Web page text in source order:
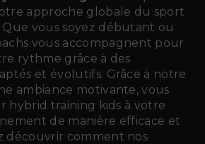
approche globale du sport
vous soyez débutant ou
vous accompagnent pour
rythme grâce à des
et évolutifs. Grâce à notre
ambiance motivante, vous
hybrid training kids à votre
de manière efficace et
découvrir comment nos